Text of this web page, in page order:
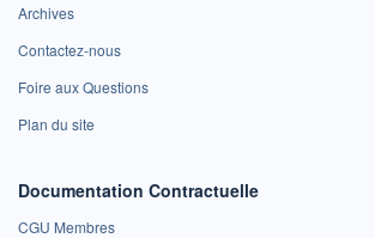
Archives
Contactez-nous
Foire aux Questions
Plan du site
Documentation Contractuelle
CGU Membres